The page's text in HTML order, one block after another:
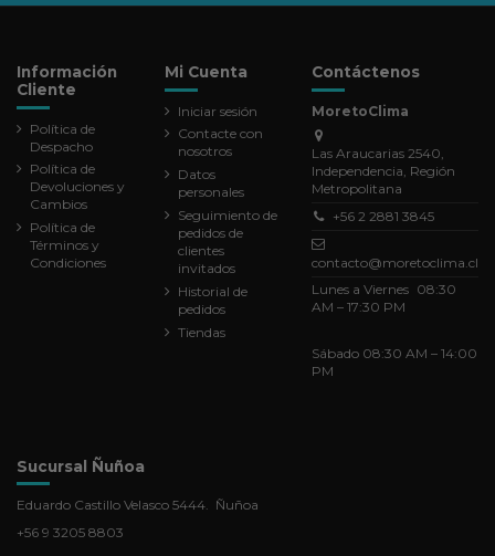
Información
Cliente
Política de
Despacho
Política de
Devoluciones y
Cambios
Política de
Términos y
Condiciones
Mi Cuenta
Iniciar sesión
Contacte con
nosotros
Datos
personales
Seguimiento de
pedidos de
clientes
invitados
Historial de
pedidos
Tiendas
Contáctenos
MoretoClima
Las Araucarias 2540,
Independencia, Región
Metropolitana
+56 2 2881 3845
contacto@moretoclima.cl
Lunes a Viernes 08:30
AM – 17:30 PM
Sábado 08:30 AM – 14:00
PM
Sucursal Ñuñoa
Eduardo Castillo Velasco 5444. Ñuñoa
+56 9 3205 8803